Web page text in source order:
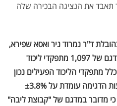
את הנציגה הבכירה שלה
ד"ר נמרוד ניר ואסא שפירא,
בין 6 ל־10 במאי 2026, בקרב מדגם של 1,097 מתפקדי ליכוד
מתפקדי הליכוד הפעילים נכון
לדצמבר 2025. לפי המסמך, טעות הדגימה עומדת על ±3.8%
99%. עוד צוין כי מדובר במדגם של "קבוצת ליבה"